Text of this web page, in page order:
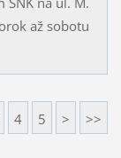
až sobotu
4 5 > >>